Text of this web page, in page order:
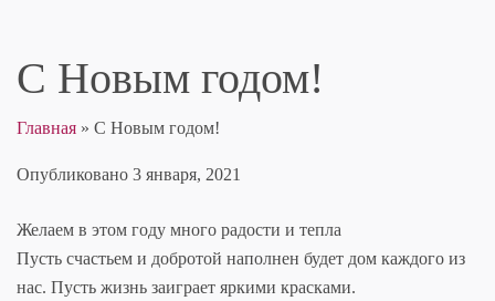
С Новым годом!
Главная » С Новым годом!
Опубликовано 3 января, 2021
Желаем в этом году много радости и тепла
Пусть счастьем и добротой наполнен будет дом каждого из
нас. Пусть жизнь заиграет яркими красками.